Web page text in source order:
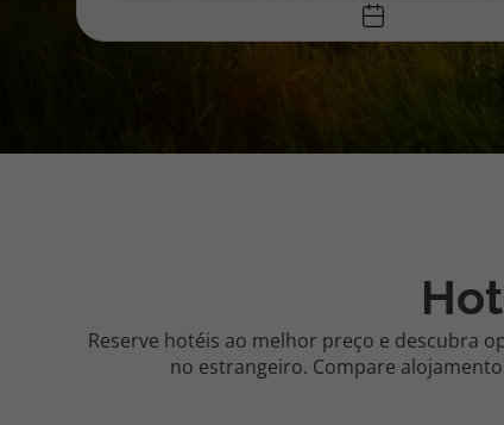
Top
Reserve hotéis ao melhor preço e descubra
no estrangeiro. Compare